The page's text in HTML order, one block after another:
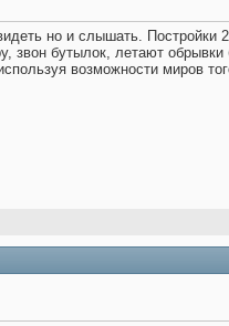
но и слышать. Постройки
звон бутылок, летают
возможности миров